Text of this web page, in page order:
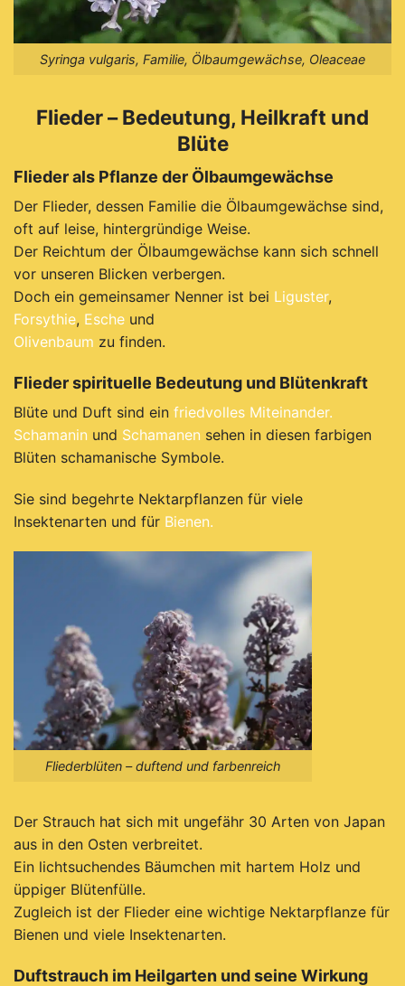
Syringa vulgaris, Familie, Ölbaumgewächse, Oleaceae
Flieder –Bedeutung, Heilkraft und
Blüte
Fliederals Pflanze der Ölbaumgewächse
Der Flieder, dessen Familie die Ölbaumgewächse sind,
oft auf leise, hintergründige Weise.
Der Reichtum der Ölbaumgewächse kann sich schnell
vor unseren Blicken verbergen.
Doch ein gemeinsamer Nenner ist bei Liguster,
Forsythie, Esche und
Olivenbaum zu finden.
Fliederspirituelle Bedeutung und Blütenkraft
Blüte und Duft sind ein friedvolles Miteinander.
Schamanin und Schamanen sehen in diesen farbigen
Blüten schamanische Symbole.
Sie sind begehrte Nektarpflanzen für viele
Insektenarten und für Bienen.
Fliederblüten – duftend und farbenreich
Der Strauch hat sich mit ungefähr 30 Arten von Japan
aus in den Osten verbreitet.
Ein lichtsuchendes Bäumchen mit hartem Holz und
üppiger Blütenfülle.
Zugleich ist der Flieder eine wichtige Nektarpflanze für
Bienen und viele Insektenarten.
Duftstrauch im Heilgarten undseine Wirkung